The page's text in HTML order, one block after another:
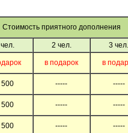
Стоимость приятного дополнения
2 чел. 3 чел.
в подарок в
500 ----- -----
500 ----- -----
500 ----- -----